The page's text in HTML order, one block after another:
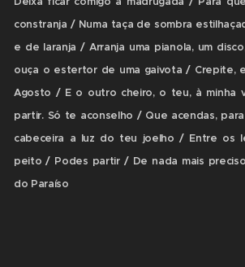
constranja / Numa taça de sombra
e de laranja / Arranja uma pianola, um
ouça o estertor de uma gaivota / Crepite,
Agosto / E o outro cheiro, o teu, à minha
partir. Só te aconselho / Que acendas,
cabeceira a luz do teu joelho / Entre os
peito / Podes partir / De nada mais
do Paraíso